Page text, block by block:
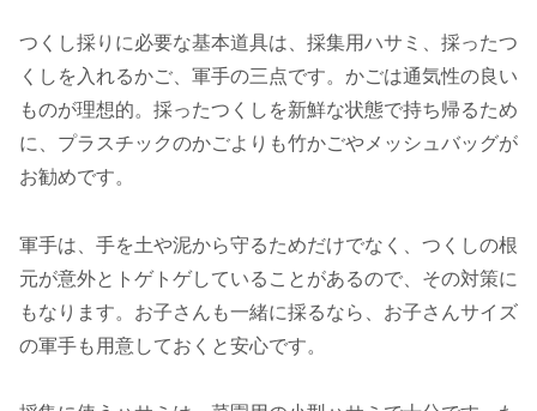
つくし採りに必要な基本道具は、採集用ハサミ、採ったつ
くしを入れるかご、軍手の三点です。かごは通気性の良い
ものが理想的。採ったつくしを新鮮な状態で持ち帰るため
に、プラスチックのかごよりも竹かごやメッシュバッグが
お勧めです。
軍手は、手を土や泥から守るためだけでなく、つくしの根
元が意外とトゲトゲしていることがあるので、その対策に
もなります。お子さんも一緒に採るなら、お子さんサイズ
の軍手も用意しておくと安心です。